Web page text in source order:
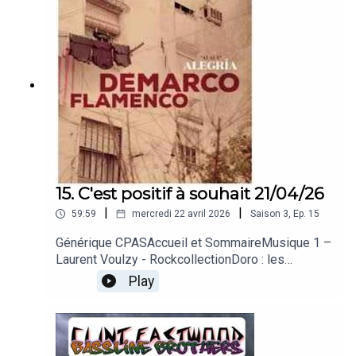
WorldDelphine : Pocahontasนันทิดา แก้วบัวสาย –
ข้อยเว้าแม่นบ่Cédric : la ThaïlandeAu revoir + fin
15. C'est positif à souhait 21/04/26
59:59 mercredi 22 avril 2026 Saison 3, Ep. 15
Générique CPASAccueil et SommaireMusique 1 –
Laurent Voulzy - RockcollectionDoro : les
collectionneursMusique 2 – Chantal Goya – La
bouilli des gribouillisTif : les
gribouillagesMusique 3 – Fédération
Dyspraxique Mais Fantastique – Chanson des
DysSylvia : les DysMusique 4 – Demarco
Play